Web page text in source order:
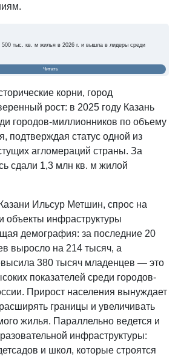
500 тыс. кв. м жилья в 2026 г. и вышла в лидеры среди
Читать
корни, город
рост: в 2025 году Казань
городов-миллионников по объему
подтверждая статус одной из
агломераций страны. За
сдали 1,3 млн кв. м жилой
Ильсур Метшин, спрос на
объекты инфраструктуры
демография: за последние 20
выросло на 214 тысяч, а
380 тысяч младенцев — это
показателей среди городов-
Прирост населения вынуждает
границы и увеличивать
жилья. Параллельно ведется и
инфраструктуры:
и школ, которые строятся